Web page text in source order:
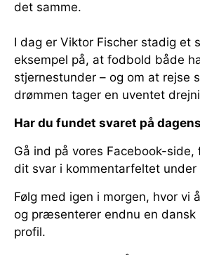
det samme.
I dag er Viktor Fischer stadig et
eksempel på, at fodbold både
stjernestunder – og om at rejse
drømmen tager en uventet
Har du fundet svaret på
Gå ind på vores Facebook-side,
dit svar i kommentarfeltet under
Følg med igen i morgen, hvor vi
og præsenterer endnu en dansk
profil.